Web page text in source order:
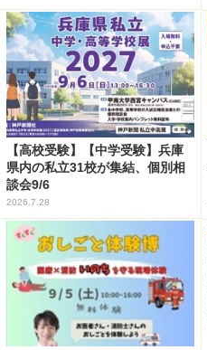
【高校受験】【中学受験】兵庫
県内の私立31校が集結、個別相
談会9/6
2026.7.28